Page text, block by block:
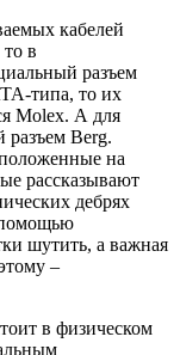
кабелей
в
разъем
типа, то их
Molex. А для
разъем Berg.
на
рассказывают
дебрях
шутить, а важная
–
в физическом